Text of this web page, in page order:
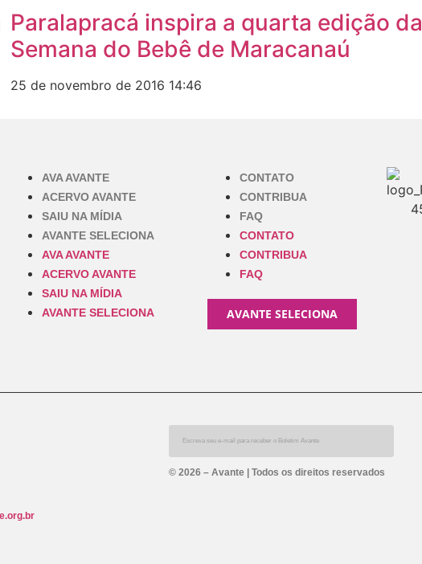
Paralapracá inspira a quarta edição da
Semana do Bebê de Maracanaú
25 de novembro de 2016 14:46
AVA AVANTE
ACERVO AVANTE
SAIU NA MÍDIA
AVANTE SELECIONA
AVA AVANTE
ACERVO AVANTE
SAIU NA MÍDIA
AVANTE SELECIONA
CONTATO
CONTRIBUA
FAQ
CONTATO
CONTRIBUA
FAQ
AVANTE SELECIONA
© 2026 – Avante | Todos os direitos reservados